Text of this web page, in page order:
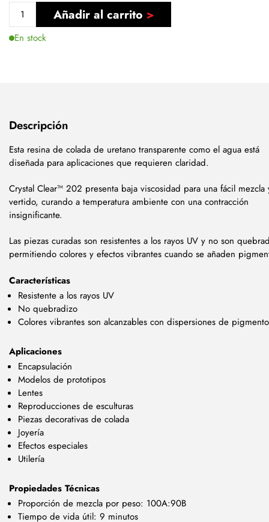
Añadir al carrito
En stock
Descripción
Esta resina de colada de uretano transparente como el agua está
diseñada para aplicaciones que requieren claridad.
Crystal Clear™ 202 presenta baja viscosidad para una fácil mezcla
vertido, curando a temperatura ambiente con una contracción
insignificante.
Las piezas curadas son resistentes a los rayos UV y no son
permitiendo colores y efectos vibrantes cuando se añaden
Características
Resistente a los rayos UV
No quebradizo
Colores vibrantes son alcanzables con dispersiones de pigmento
Aplicaciones
Encapsulación
Modelos de prototipos
Lentes
Reproducciones de esculturas
Piezas decorativas de colada
Joyería
Efectos especiales
Utilería
Propiedades Técnicas
Proporción de mezcla por peso: 100A:90B
Tiempo de vida útil: 9 minutos